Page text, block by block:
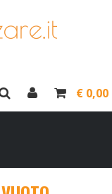
€ 0,00